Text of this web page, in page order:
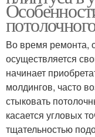
Во время ремонта,
осуществляется
начинает
молдингов, часто
стыковать
касается угловых
тщательностью